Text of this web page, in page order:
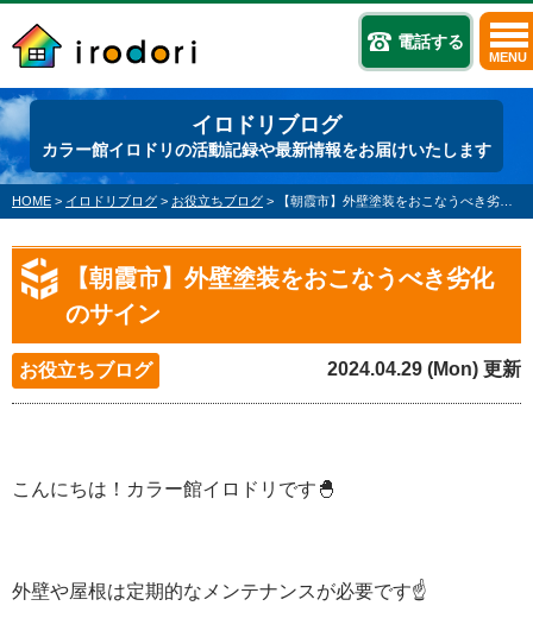
電話する
MENU
イロドリブログ
カラー館イロドリの活動記録や最新情報をお届けいたします
HOME > イロドリブログ > お役立ちブログ > 【朝霞市】外壁塗装をおこなうべき劣化のサイン
【朝霞市】外壁塗装をおこなうべき劣化
のサイン
お役立ちブログ 2024.04.29 (Mon) 更新
こんにちは！カラー館イロドリです🐣
外壁や屋根は定期的なメンテナンスが必要です☝️